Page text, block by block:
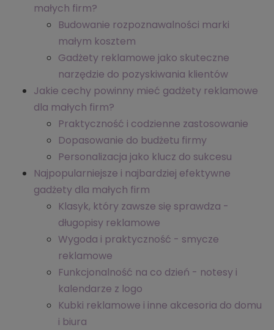
małych firm?
Budowanie rozpoznawalności marki
małym kosztem
Gadżety reklamowe jako skuteczne
narzędzie do pozyskiwania klientów
Jakie cechy powinny mieć gadżety reklamowe
dla małych firm?
Praktyczność i codzienne zastosowanie
Dopasowanie do budżetu firmy
Personalizacja jako klucz do sukcesu
Najpopularniejsze i najbardziej efektywne
gadżety dla małych firm
Klasyk, który zawsze się sprawdza -
długopisy reklamowe
Wygoda i praktyczność - smycze
reklamowe
Funkcjonalność na co dzień - notesy i
kalendarze z logo
Kubki reklamowe i inne akcesoria do domu
i biura